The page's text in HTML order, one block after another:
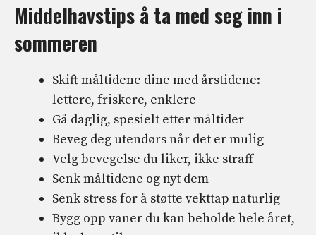
Middelhavstips å ta med seg inn i
sommeren
Skift måltidene dine med årstidene:
lettere, friskere, enklere
Gå daglig, spesielt etter måltider
Beveg deg utendørs når det er mulig
Velg bevegelse du liker, ikke straff
Senk måltidene og nyt dem
Senk stress for å støtte vekttap naturlig
Bygg opp vaner du kan beholde hele året,